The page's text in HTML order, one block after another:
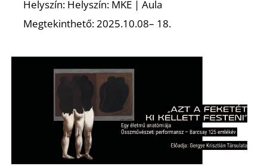
Helyszín: Helyszín: MKE | Aula
Megtekinthető: 2025.10.08– 18.